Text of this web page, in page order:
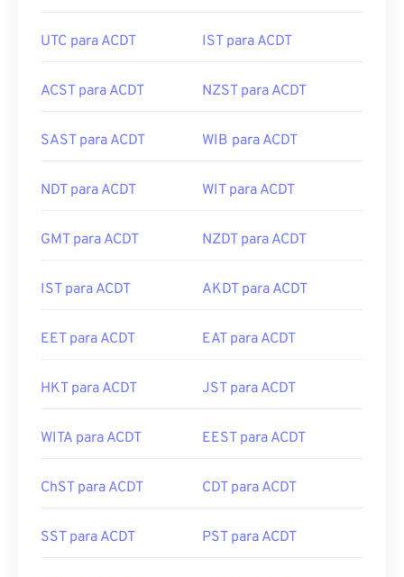
UTC para ACDT IST para ACDT
ACST para ACDT NZST para ACDT
SAST para ACDT WIB para ACDT
NDT para ACDT WIT para ACDT
GMT para ACDT NZDT para ACDT
IST para ACDT AKDT para ACDT
EET para ACDT EAT para ACDT
HKT para ACDT JST para ACDT
WITA para ACDT EEST para ACDT
ChST para ACDT CDT para ACDT
SST para ACDT PST para ACDT